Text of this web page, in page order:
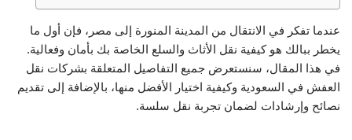
عندما تفكر في الانتقال من المدينة المنورة إلى مصر، فإن أول ما
يخطر ببالك هو كيفية نقل الأثاث والسلع الخاصة بك بأمان وفعالية.
في هذا المقال، سنستعرض جميع التفاصيل المتعلقة بشركات نقل
العفش في السعودية وكيفية اختيار الأفضل منها، بالإضافة إلى تقديم
نصائح وإرشادات لضمان تجربة نقل سلسة.